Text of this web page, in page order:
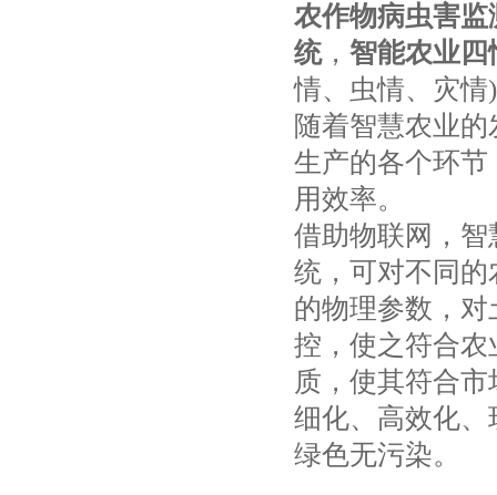
农作物病虫害监
统， 智能农业四
情、虫情、灾情
随着智慧农业
生产的各个环
用效率。
借助物联网，
统，可对不同
的物理参数，
控，使之符合
质，使其符合
细化、高效化
绿色无污染。